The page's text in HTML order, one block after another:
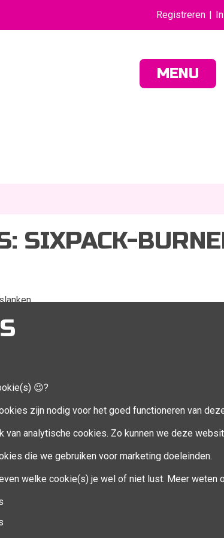
Registreren
MENU
😉?
zijn nodig voor het goed functioneren van
van analytische cookies. Zo kunnen we deze
die we gebruiken voor marketing doeleinden.
welke cookie(s) je wel of niet lust. Meer weten
SIXPACK-
van je core & abs.
we samen de abs & core. Er is ook bijzondere